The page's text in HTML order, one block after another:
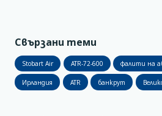
Свързани теми
Stobart Air ATR-72-600 фалити на
Ирландия ATR банкрут